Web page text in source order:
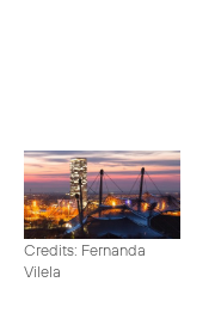
Credits: Fernanda
Vilela